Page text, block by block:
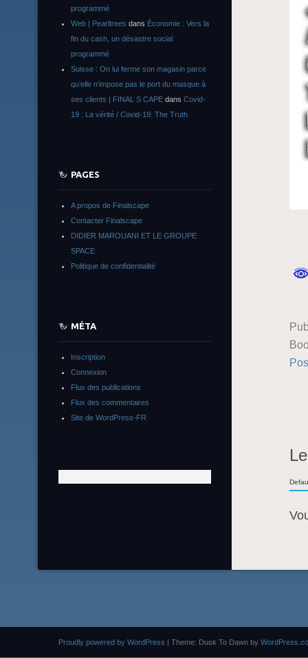
programmé
Web | Pearltrees dans Économie : Vers la
fin du cash, un désastre social
programmé
Suisse : On lui ferme son magasin parce
qu’elle n’impose pas le port du masque à
ses clients | FINAL S CAPE dans Covid-
19 : La vérité / Covid-19: The Truth
PAGES
A propos de Finalscape
Contacter Finalscape
DIDIER MAROUANI ET LE GROUPE
SPACE
Politique de confidentialité
MÉTA
Inscription
Connexion
Flux des publications
Flux des commentaires
Site de WordPress-FR
Proudly powered by WordPress | Theme: Dusk To Dawn by